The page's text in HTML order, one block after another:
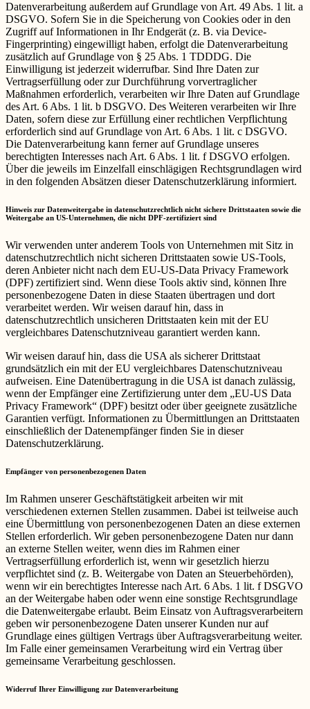
Datenverarbeitung außerdem auf Grundlage von Art. 49 Abs. 1 lit. a
DSGVO. Sofern Sie in die Speicherung von Cookies oder in den
Zugriff auf Informationen in Ihr Endgerät (z. B. via Device-
Fingerprinting) eingewilligt haben, erfolgt die Datenverarbeitung
zusätzlich auf Grundlage von § 25 Abs. 1 TDDDG. Die
Einwilligung ist jederzeit widerrufbar. Sind Ihre Daten zur
Vertragserfüllung oder zur Durchführung vorvertraglicher
Maßnahmen erforderlich, verarbeiten wir Ihre Daten auf Grundlage
des Art. 6 Abs. 1 lit. b DSGVO. Des Weiteren verarbeiten wir Ihre
Daten, sofern diese zur Erfüllung einer rechtlichen Verpflichtung
erforderlich sind auf Grundlage von Art. 6 Abs. 1 lit. c DSGVO.
Die Datenverarbeitung kann ferner auf Grundlage unseres
berechtigten Interesses nach Art. 6 Abs. 1 lit. f DSGVO erfolgen.
Über die jeweils im Einzelfall einschlägigen Rechtsgrundlagen wird
in den folgenden Absätzen dieser Datenschutzerklärung informiert.
Hinweis zur Datenweitergabe in datenschutzrechtlich nicht sichere Drittstaaten sowie die
Weitergabe an US-Unternehmen, die nicht DPF-zertifiziert sind
Wir verwenden unter anderem Tools von Unternehmen mit Sitz in
datenschutzrechtlich nicht sicheren Drittstaaten sowie US-Tools,
deren Anbieter nicht nach dem EU-US-Data Privacy Framework
(DPF) zertifiziert sind. Wenn diese Tools aktiv sind, können Ihre
personenbezogene Daten in diese Staaten übertragen und dort
verarbeitet werden. Wir weisen darauf hin, dass in
datenschutzrechtlich unsicheren Drittstaaten kein mit der EU
vergleichbares Datenschutzniveau garantiert werden kann.
Wir weisen darauf hin, dass die USA als sicherer Drittstaat
grundsätzlich ein mit der EU vergleichbares Datenschutzniveau
aufweisen. Eine Datenübertragung in die USA ist danach zulässig,
wenn der Empfänger eine Zertifizierung unter dem „EU-US Data
Privacy Framework“ (DPF) besitzt oder über geeignete zusätzliche
Garantien verfügt. Informationen zu Übermittlungen an Drittstaaten
einschließlich der Datenempfänger finden Sie in dieser
Datenschutzerklärung.
Empfänger von personenbezogenen Daten
Im Rahmen unserer Geschäftstätigkeit arbeiten wir mit
verschiedenen externen Stellen zusammen. Dabei ist teilweise auch
eine Übermittlung von personenbezogenen Daten an diese externen
Stellen erforderlich. Wir geben personenbezogene Daten nur dann
an externe Stellen weiter, wenn dies im Rahmen einer
Vertragserfüllung erforderlich ist, wenn wir gesetzlich hierzu
verpflichtet sind (z. B. Weitergabe von Daten an Steuerbehörden),
wenn wir ein berechtigtes Interesse nach Art. 6 Abs. 1 lit. f DSGVO
an der Weitergabe haben oder wenn eine sonstige Rechtsgrundlage
die Datenweitergabe erlaubt. Beim Einsatz von Auftragsverarbeitern
geben wir personenbezogene Daten unserer Kunden nur auf
Grundlage eines gültigen Vertrags über Auftragsverarbeitung weiter.
Im Falle einer gemeinsamen Verarbeitung wird ein Vertrag über
gemeinsame Verarbeitung geschlossen.
Widerruf Ihrer Einwilligung zur Datenverarbeitung